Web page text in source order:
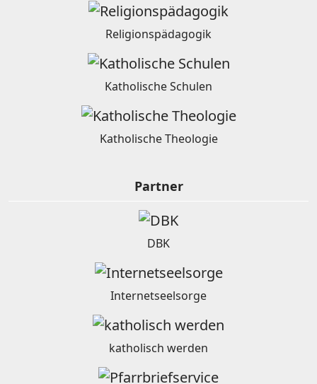
Religionspädagogik
Katholische Schulen
Katholische Theologie
Partner
DBK
Internetseelsorge
katholisch werden